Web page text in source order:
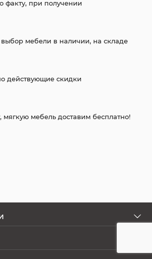
факту, при получении
мебели в наличии, на складе
действующие скидки
мягкую мебель доставим бесплатно!